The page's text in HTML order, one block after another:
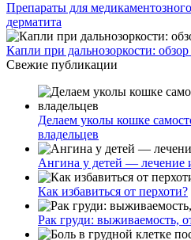
Препараты для
дерматита
Капли при дальнозоркости:
Свежие публикации
Делаем уколы кошке
владельцев
Ангина у детей — лечение
Как избавиться от перхоти?
Рак груди: выживаемость,